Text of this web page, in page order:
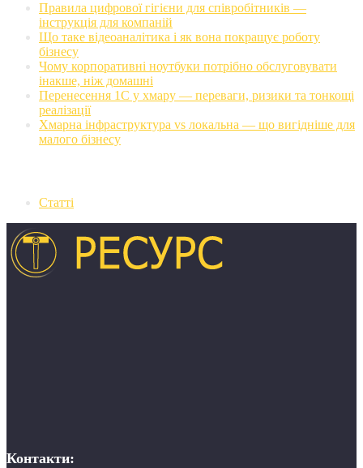
Правила цифрової гігієни для співробітників —
інструкція для компаній
Що таке відеоаналітика і як вона покращує роботу
бізнесу
Чому корпоративні ноутбуки потрібно обслуговувати
інакше, ніж домашні
Перенесення 1С у хмару — переваги, ризики та тонкощі
реалізації
Хмарна інфраструктура vs локальна — що вигідніше для
малого бізнесу
Статті
Контакти: